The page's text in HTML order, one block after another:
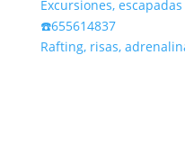
Excursiones,
☎️655614837
Rafting, risas,